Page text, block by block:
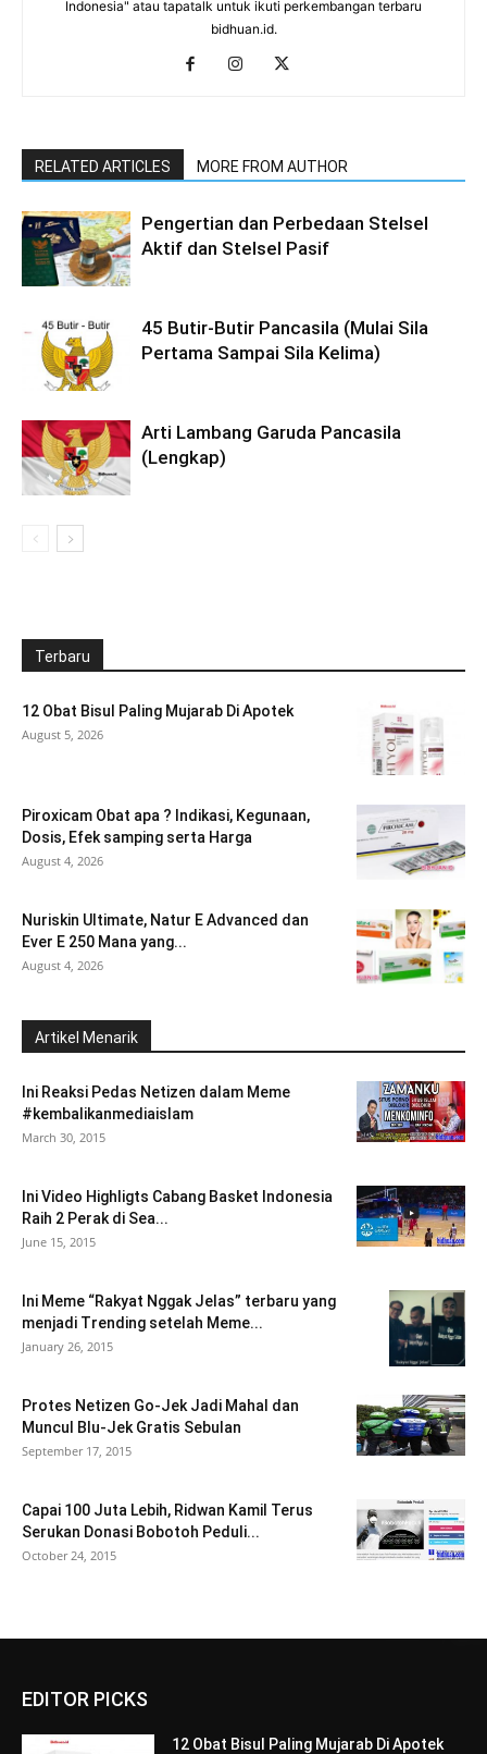
Indonesia" atau tapatalk untuk ikuti perkembangan terbaru
bidhuan.id.
RELATED ARTICLES MORE FROM AUTHOR
Pengertian dan Perbedaan Stelsel
Aktif dan Stelsel Pasif
45 Butir-Butir Pancasila (Mulai Sila
Pertama Sampai Sila Kelima)
Arti Lambang Garuda Pancasila
(Lengkap)
Terbaru
12 Obat Bisul Paling Mujarab Di Apotek
August 5, 2026
Piroxicam Obat apa ? Indikasi, Kegunaan,
Dosis, Efek samping serta Harga
August 4, 2026
Nuriskin Ultimate, Natur E Advanced dan
Ever E 250 Mana yang...
August 4, 2026
Artikel Menarik
Ini Reaksi Pedas Netizen dalam Meme
#kembalikanmediaislam
March 30, 2015
Ini Video Highligts Cabang Basket Indonesia
Raih 2 Perak di Sea...
June 15, 2015
Ini Meme “Rakyat Nggak Jelas” terbaru yang
menjadi Trending setelah Meme...
January 26, 2015
Protes Netizen Go-Jek Jadi Mahal dan
Muncul Blu-Jek Gratis Sebulan
September 17, 2015
Capai 100 Juta Lebih, Ridwan Kamil Terus
Serukan Donasi Bobotoh Peduli...
October 24, 2015
EDITOR PICKS
12 Obat Bisul Paling Mujarab Di Apotek